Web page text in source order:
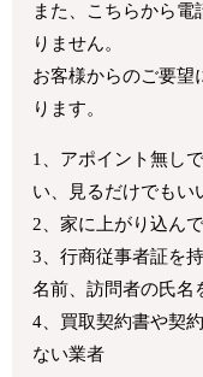
また、こちらから
りません。
お客様からのご要望
ります。
1、アポイント無し
い、見るだけでもい
2、家に上がり込ん
3、行商従事者証を
名前、訪問者の氏名
4、買取契約書や契
ない業者